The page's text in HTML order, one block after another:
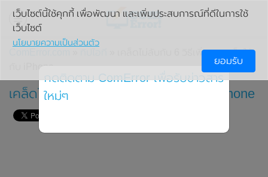
» เคล็ดไม่ลับกับ 6 วิธีเพิ่มความเร็วให้
เคล็ดไม่ลับกับ 6 วิธีเพิ่มความเร็วให้กับ iPhone
เว็บไซต์นี้ใช้คุกกี้ เพื่อพัฒนา และเพิ่มประสบการณ์ที่ดีในการใช้
เว็บไซต์
นโยบายความเป็นส่วนตัว
ยอมรับ
กดติดตาม ComError เพื่อรับข่าวสาร
ใหม่ๆ